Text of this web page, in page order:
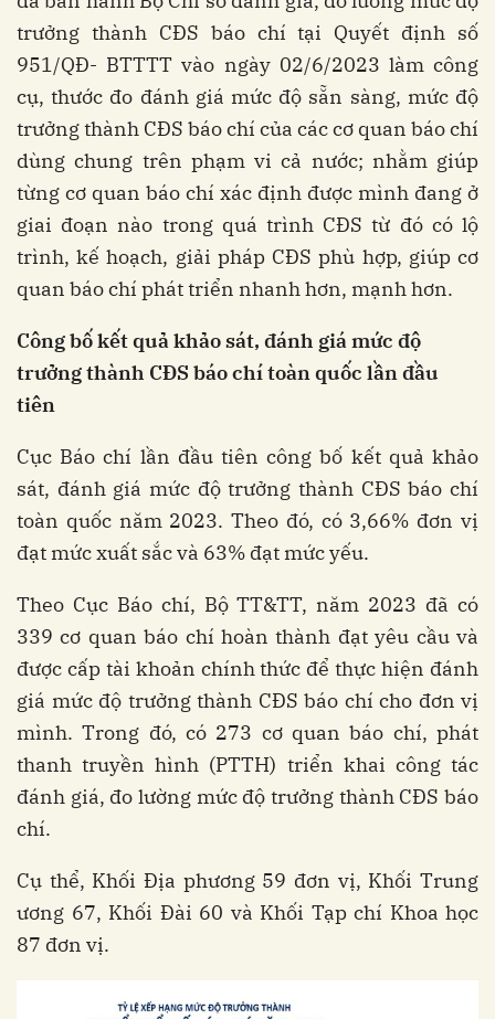
trưởng thành CĐS báo chí tại Quyết định số
951/QĐ- BTTTT vào ngày 02/6/2023 làm công
cụ, thước đo đánh giá mức độ sẵn sàng, mức độ
trưởng thành CĐS báo chí của các cơ quan báo chí
dùng chung trên phạm vi cả nước; nhằm giúp
từng cơ quan báo chí xác định được mình đang ở
giai đoạn nào trong quá trình CĐS từ đó có lộ
trình, kế hoạch, giải pháp CĐS phù hợp, giúp cơ
quan báo chí phát triển nhanh hơn, mạnh hơn.
Công bốkết quả khảo sát, đánh giá mức độ
trưởng thành CĐS báo chí toàn quốc lần đầu
tiên
Cục Báo chí lần đầu tiên công bố kết quả khảo
sát, đánh giá mức độ trưởng thành CĐS báo chí
toàn quốc năm 2023. Theo đó, có 3,66% đơn vị
đạt mức xuất sắc và 63% đạt mức yếu.
Theo Cục Báo chí, Bộ TT&TT, năm 2023 đã có
339 cơ quan báo chí hoàn thành đạt yêu cầu và
được cấp tài khoản chính thức để thực hiện đánh
giá mức độ trưởng thành CĐS báo chí cho đơn vị
mình. Trong đó, có 273 cơ quan báo chí, phát
thanh truyền hình (PTTH) triển khai công tác
đánh giá, đo lường mức độ trưởng thành CĐS báo
chí.
Cụ thể, Khối Địa phương 59 đơn vị, Khối Trung
ương 67, Khối Đài 60 và Khối Tạp chí Khoa học
87 đơn vị.